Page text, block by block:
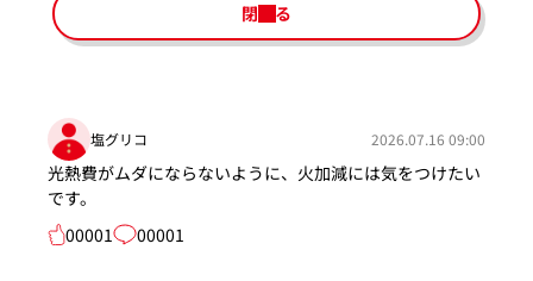
閉じる
塩グリコ 2026.07.16 09:00
光熱費がムダにならないように、火加減には気をつけたい
です。
00001
00001